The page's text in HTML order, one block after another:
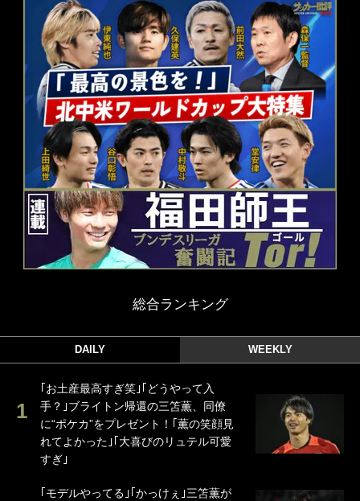
総合ランキング
DAILY WEEKLY
｢お土産最高すぎ笑｣｢どうやって入
手？｣ブライトン帰還の三笘薫、同僚
に“ポケカ”をプレゼント！｢薫の笑顔見
れてよかった｣｢大喜びのリュテル可愛
すぎ｣
｢モデルやってる｣｢かっけぇ｣三笘薫が